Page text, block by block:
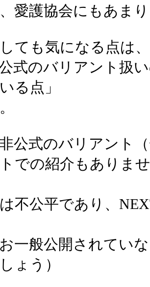
愛護協会にもあま
ても気になる点は、
公式のバリアント扱
る点」
公式のバリアント
での紹介もありま
不公平であり、
お一般公開されてい
ょう）